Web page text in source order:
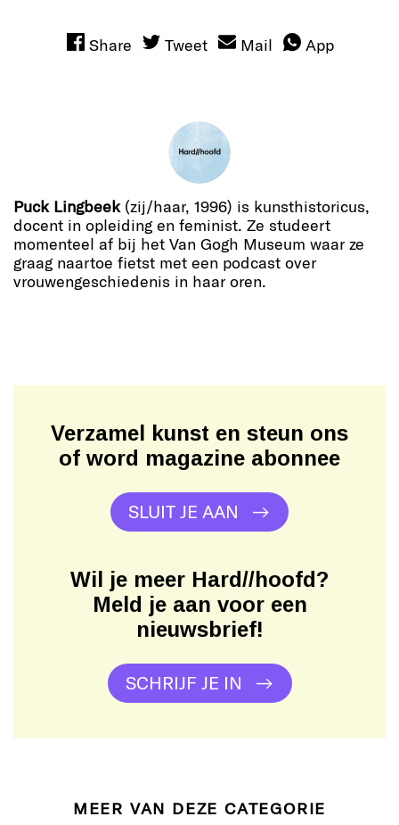
Share Tweet Mail App
Puck Lingbeek(zij/haar, 1996) is kunsthistoricus,
docent in opleiding en feminist. Ze studeert
momenteel af bij het Van Gogh Museum waar ze
graag naartoe fietst met een podcast over
vrouwengeschiedenis in haar oren.
Verzamel kunst en steun ons
of word magazine abonnee
SLUIT JE AAN
Wil je meer Hard//hoofd?
Meld je aan voor een
nieuwsbrief!
SCHRIJF JE IN
MEER VAN DEZE CATEGORIE